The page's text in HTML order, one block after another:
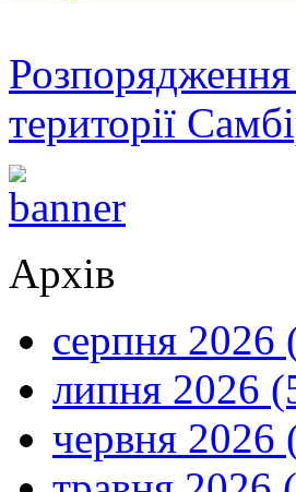
Розпорядження
території
Архів
серпня 2026
липня 2026
червня 2026